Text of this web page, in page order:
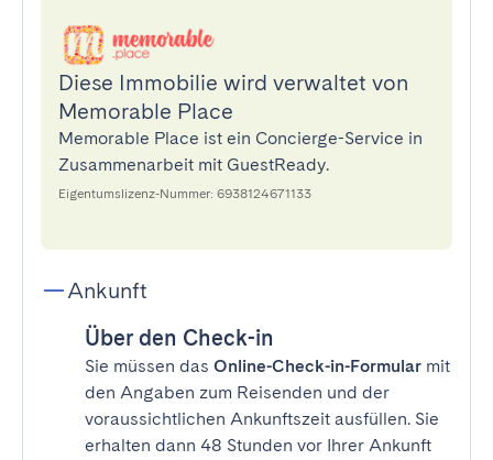
Diese Immobilie wird verwaltet von
Memorable Place
Memorable Place ist ein Concierge-Service in
Zusammenarbeit mit GuestReady.
Eigentumslizenz-Nummer: 6938124671133
Ankunft
Über den Check-in
Sie müssen das Online-Check-in-Formular mit
den Angaben zum Reisenden und der
voraussichtlichen Ankunftszeit ausfüllen. Sie
erhalten dann 48 Stunden vor Ihrer Ankunft